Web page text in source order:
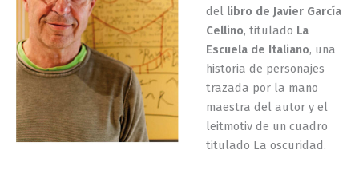
del libro de Javier García
Cellino, titulado La
Escuela de Italiano, una
historia de personajes
trazada por la mano
maestra del autor y el
leitmotiv de un cuadro
titulado La oscuridad.